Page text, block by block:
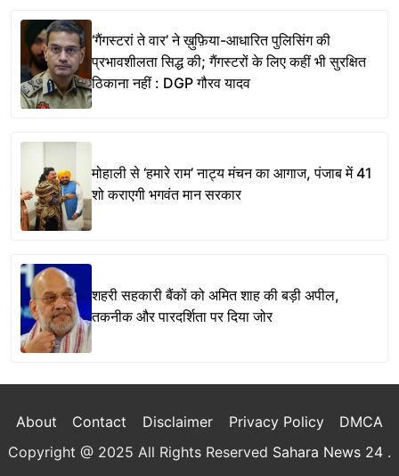
‘गैंगस्टरां ते वार’ ने ख़ुफ़िया-आधारित पुलिसिंग की
प्रभावशीलता सिद्ध की; गैंगस्टरों के लिए कहीं भी सुरक्षित
ठिकाना नहीं : DGP गौरव यादव
मोहाली से ‘हमारे राम’ नाट्य मंचन का आगाज, पंजाब में 41
शो कराएगी भगवंत मान सरकार
शहरी सहकारी बैंकों को अमित शाह की बड़ी अपील,
तकनीक और पारदर्शिता पर दिया जोर
About Contact Disclaimer Privacy Policy
DMCA
Copyright @ 2025 All Rights Reserved Sahara News 24 .